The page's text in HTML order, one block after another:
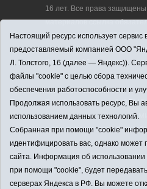
16 лет. Все права
материалов ссылка
Адрес редакции: 627350,
область, Аромашевский
Кирова, д. 13.
Адрес электронной почты
strudu72@obl72.ru
Телефон редакции: 8
Регистрационный номер
выдано Федеральной
связи, информационных
коммуникаций
Учредитель: АНО
центр «Слава труду».
Настоящий ресурс использует
предоставляемый компанией ООО
Л. Толстого, 16 (далее — Яндекс)).
файлы "cookie" с целью сбора
обеспечения работоспособности и
Продолжая использовать ресурс, Вы
использованием данных технологий.
Собранная при помощи "cookie"
идентифицировать вас, однако может
сайта. Информация об использовании
при помощи "cookie", будет
серверах Яндекса в РФ. Вы можете